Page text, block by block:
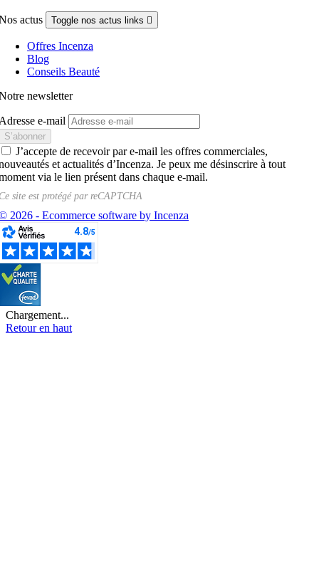
actus Toggle nos actus links 
Offres Incenza
Blog
Conseils Beauté
newsletter
e-mail
J’accepte de recevoir par e-mail les offres commerciales,
et actualités d’Incenza. Je peux me désinscrire à tout
via le lien présent dans chaque e-mail.
site est protégé parreCAPTCHA
2026 - Ecommerce software by Incenza
Chargement...
Retour en haut